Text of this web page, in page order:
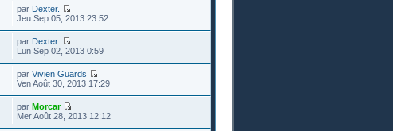
par Dexter.
Jeu Sep 05, 2013 23:52
par Dexter.
Lun Sep 02, 2013 0:59
par Vivien Guards
Ven Août 30, 2013 17:29
par Morcar
Mer Août 28, 2013 12:12